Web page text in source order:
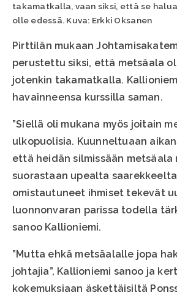
takamatkalla, vaan siksi, että se
olle edessä. Kuva: Erkki Oksanen
Pirttilän mukaan
perustettu siksi, että metsäala
jotenkin takamatkalla.
havainneensa kurssilla saman.
”Siellä oli mukana myös joitain
ulkopuolisia. Kuunneltuaan
että heidän silmissään metsäala
suorastaan upealta
omistautuneet ihmiset tekevät
luonnonvaran parissa todella
sanoo Kallioniemi.
”Mutta ehkä metsäalalle jopa
johtajia”, Kallioniemi sanoo ja
kokemuksiaan äskettäisiltä